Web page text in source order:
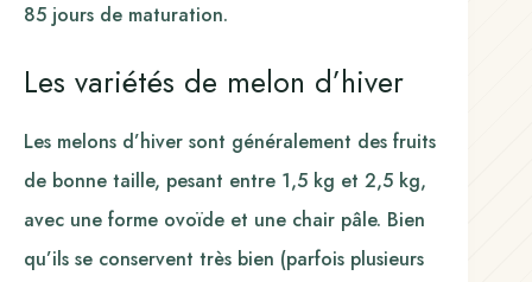
85 jours de maturation.
Les variétés de melon d’hiver
Les melons d’hiver sont généralement des fruits
de bonne taille, pesant entre 1,5 kg et 2,5 kg,
avec une forme ovoïde et une chair pâle. Bien
qu’ils se conservent très bien (parfois plusieurs